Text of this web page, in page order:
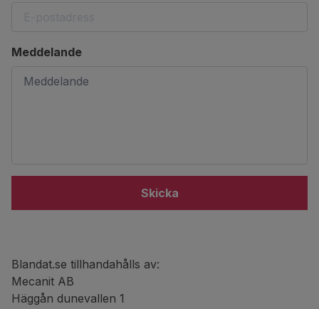
Meddelande
Skicka
Blandat.se tillhandahålls av:
Mecanit AB
Häggån dunevallen 1